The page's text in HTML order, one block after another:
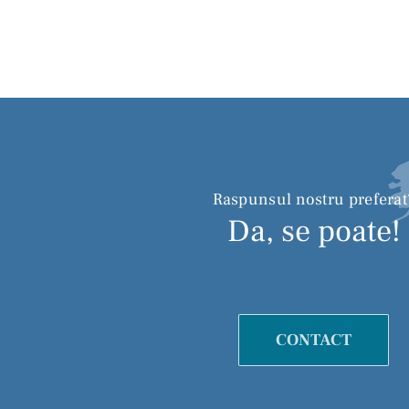
Raspunsul nostru
Da, se poate!
CONTACT